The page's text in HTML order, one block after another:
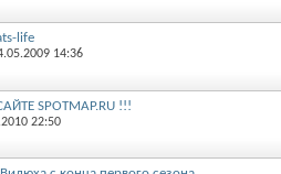
life
14:36
SPOTMAP.RU !!!
22:50